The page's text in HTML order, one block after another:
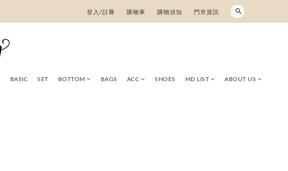
登入/註冊 購物車 購物須知 門市資訊
BASIC SET BOTTOM BAGS ACC SHOES MD LIST ABOUT US